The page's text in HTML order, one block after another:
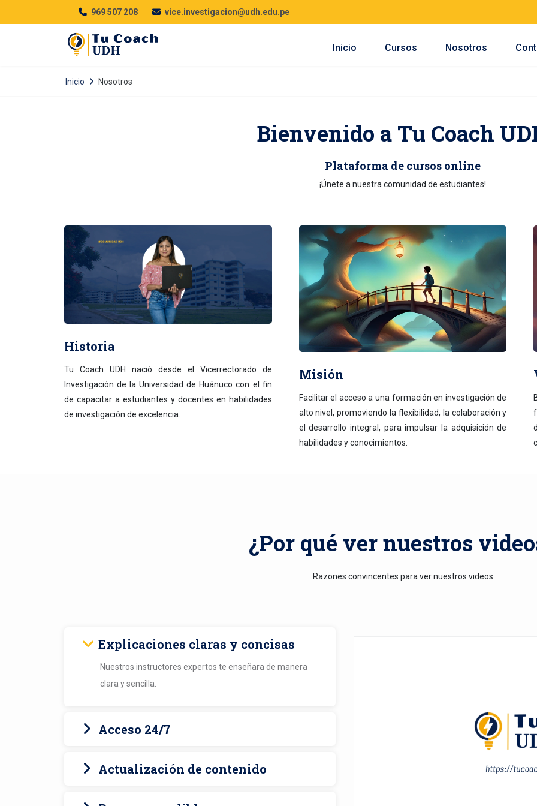
969 507 208 vice.investigacion@udh.edu.pe
Inicio Cursos Nosotros
Inicio Nosotros
Bienvenido a Tu Coach
Plataforma de cursos online
¡Únete a nuestra comunidad de estudiantes!
Historia
Tu Coach UDH nació desde el Vicerrectorado de
Investigación de la Universidad de Huánuco con el fin
de capacitar a estudiantes y docentes en habilidades
de investigación de excelencia.
Misión
Facilitar el acceso a una formación en investigación de
alto nivel, promoviendo la flexibilidad, la colaboración y
el desarrollo integral, para impulsar la adquisición de
habilidades y conocimientos.
¿Por qué ver nuestros
Razones convincentes para ver nuestros videos
Explicaciones claras y concisas
Nuestros instructores expertos te enseñara de manera
clara y sencilla.
Acceso 24/7
te resulte conveniente. Esto te brinda la flexibilidad de
Actualización de contenido